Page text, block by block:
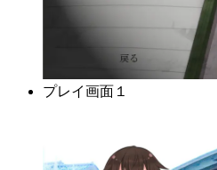
プレイ画面１